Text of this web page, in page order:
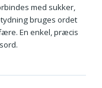
med sukker,
bruges ordet
En enkel, præcis